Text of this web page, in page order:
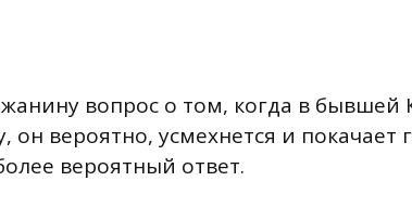
вопрос о том, когда в бывшей
он вероятно, усмехнется и покачает
вероятный ответ.